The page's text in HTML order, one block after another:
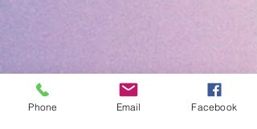
Phone Email Facebook